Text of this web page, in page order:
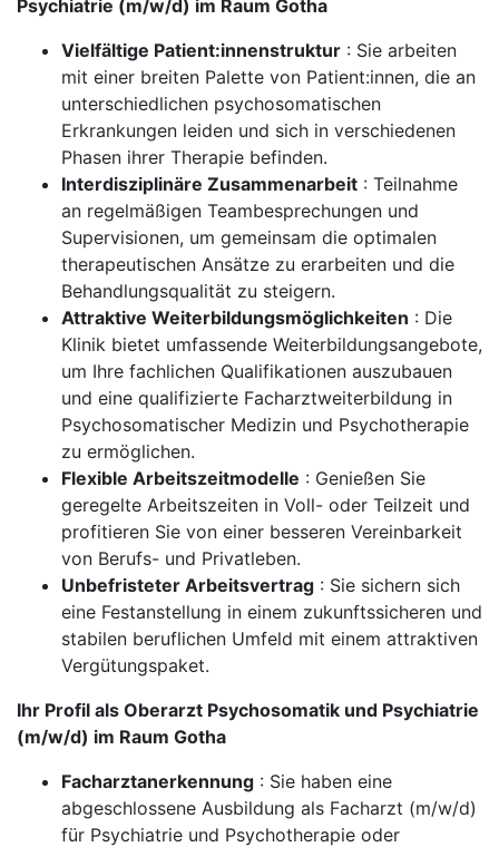
Psychiatrie (m/w/d) im Raum Gotha
Vielfältige Patient:innenstruktur : Sie arbeiten
mit einer breiten Palette von Patient:innen, die an
unterschiedlichen psychosomatischen
Erkrankungen leiden und sich in verschiedenen
Phasen ihrer Therapie befinden.
Interdisziplinäre Zusammenarbeit : Teilnahme
an regelmäßigen Teambesprechungen und
Supervisionen, um gemeinsam die optimalen
therapeutischen Ansätze zu erarbeiten und die
Behandlungsqualität zu steigern.
Attraktive Weiterbildungsmöglichkeiten : Die
Klinik bietet umfassende Weiterbildungsangebote,
um Ihre fachlichen Qualifikationen auszubauen
und eine qualifizierte Facharztweiterbildung in
Psychosomatischer Medizin und Psychotherapie
zu ermöglichen.
Flexible Arbeitszeitmodelle : Genießen Sie
geregelte Arbeitszeiten in Voll- oder Teilzeit und
profitieren Sie von einer besseren Vereinbarkeit
von Berufs- und Privatleben.
Unbefristeter Arbeitsvertrag : Sie sichern sich
eine Festanstellung in einem zukunftssicheren und
stabilen beruflichen Umfeld mit einem attraktiven
Vergütungspaket.
Ihr Profil als Oberarzt Psychosomatik und Psychiatrie
(m/w/d) im Raum Gotha
Facharztanerkennung : Sie haben eine
abgeschlossene Ausbildung als Facharzt (m/w/d)
für Psychiatrie und Psychotherapie oder